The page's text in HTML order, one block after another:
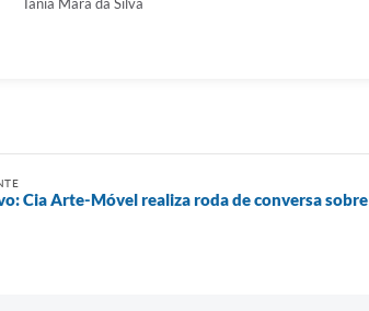
Cia Arte-Móvel realiza roda de conversa sobre